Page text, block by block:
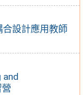
設計應用教師
and